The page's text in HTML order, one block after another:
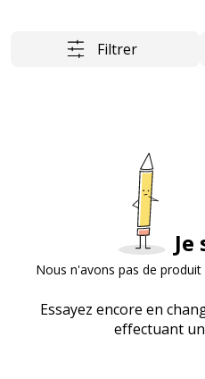
Filtrer
Je
Nous n'avons pas de
Essayez encore en
effectuant